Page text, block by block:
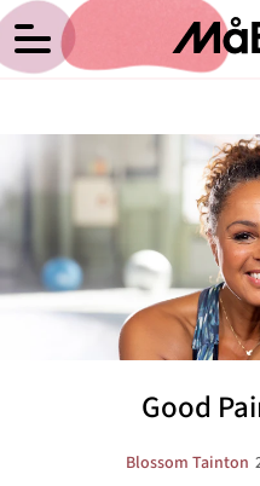
Träning
Psykologi
Vikt
Blossom Taintons
Hem
Om Blossom
Good
Blossom Tainton